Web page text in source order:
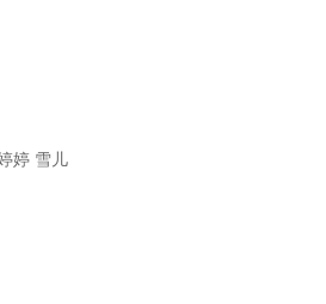
《寂寞的双手》
不管还有多少个明天》
《不能没有你》
《你的眼角流着我的泪》
《捡棉花》
《叹情缘》
《心甘情愿》
《红颜你我》
婷 雪儿